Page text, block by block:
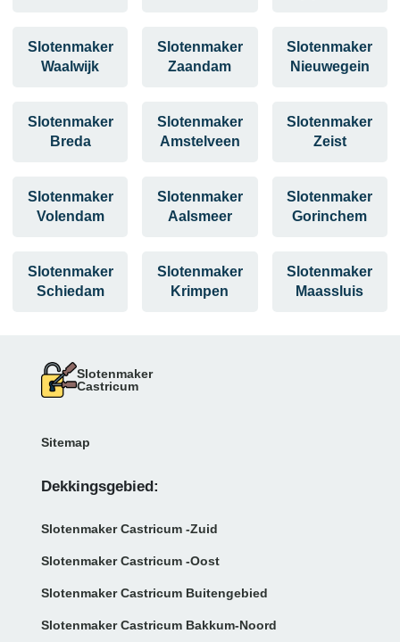
Slotenmaker
Waalwijk
Slotenmaker
Zaandam
Slotenmaker
Nieuwegein
Slotenmaker
Breda
Slotenmaker
Amstelveen
Slotenmaker
Zeist
Slotenmaker
Volendam
Slotenmaker
Aalsmeer
Slotenmaker
Gorinchem
Slotenmaker
Schiedam
Slotenmaker
Krimpen
Slotenmaker
Maassluis
Slotenmaker
Castricum
Sitemap
Dekkingsgebied:
Slotenmaker Castricum -Zuid
Slotenmaker Castricum -Oost
Slotenmaker Castricum Buitengebied
Slotenmaker Castricum Bakkum-Noord